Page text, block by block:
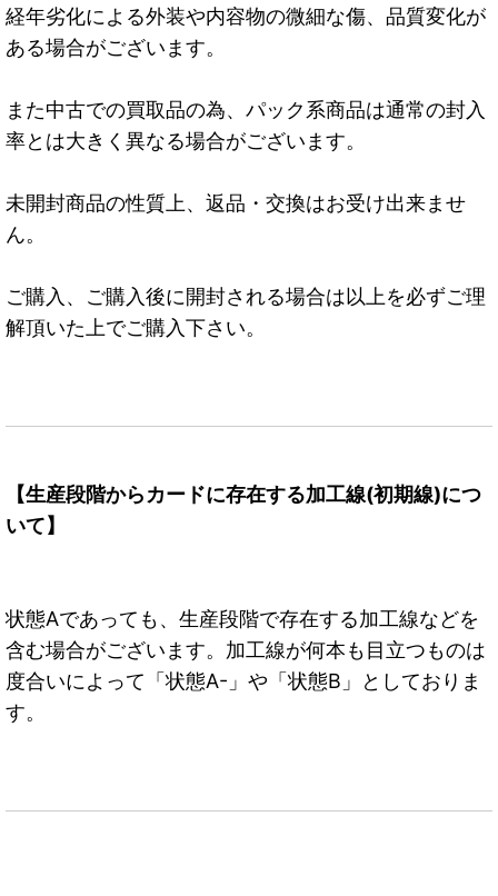
経年劣化による外装や内容物の微細な傷、品質変化が
ある場合がございます。
また中古での買取品の為、パック系商品は通常の封入
率とは大きく異なる場合がございます。
未開封商品の性質上、返品・交換はお受け出来ませ
ん。
ご購入、ご購入後に開封される場合は以上を必ずご理
解頂いた上でご購入下さい。
【生産段階からカードに存在する加工線(初期線)につ
いて】
状態Aであっても、生産段階で存在する加工線などを
含む場合がございます。加工線が何本も目立つものは
度合いによって「状態A-」や「状態B」としておりま
す。